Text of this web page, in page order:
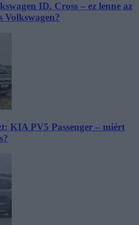
ID. Cross – ez lenne az
Volkswagen?
KIA PV5 Passenger – miért